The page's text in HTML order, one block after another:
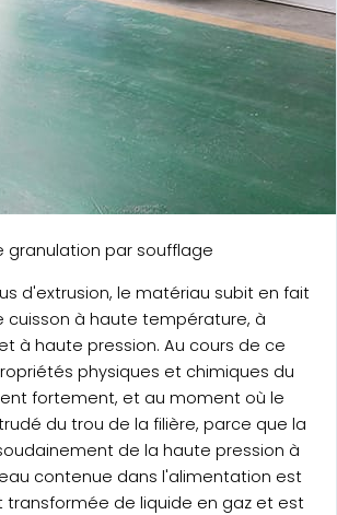
granulation par soufflage
d'extrusion, le matériau subit en fait
cuisson à haute température, à
à haute pression. Au cours de ce
physiques et chimiques du
fortement, et au moment où le
du trou de la filière, parce que la
de la haute pression à
contenue dans l'alimentation est
de liquide en gaz et est